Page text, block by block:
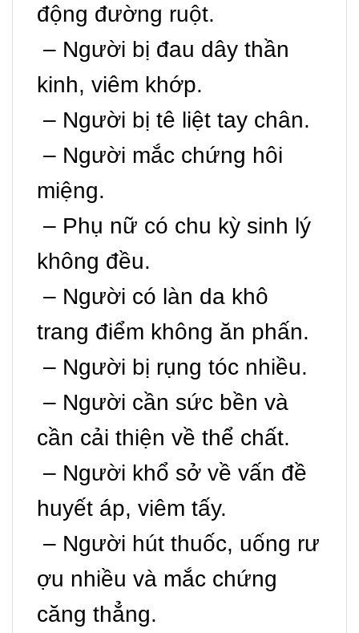
động đường ruột.
– Người bị đau dây thần
kinh, viêm khớp.
– Người bị tê liệt tay chân.
– Người mắc chứng hôi
miệng.
– Phụ nữ có chu kỳ sinh lý
không đều.
– Người có làn da khô
trang điểm không ăn phấn.
– Người bị rụng tóc nhiều.
– Người cần sức bền và
cần cải thiện về thể chất.
– Người khổ sở về vấn đề
huyết áp, viêm tấy.
– Người hút thuốc, uống rư
ợu nhiều và mắc chứng
căng thẳng.